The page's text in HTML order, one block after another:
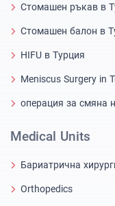
Стомашен ръкав в
Стомашен балон в
HIFU в Турция
Meniscus Surgery in
операция за смяна
Medical Units
Бариатрична
Orthopedics